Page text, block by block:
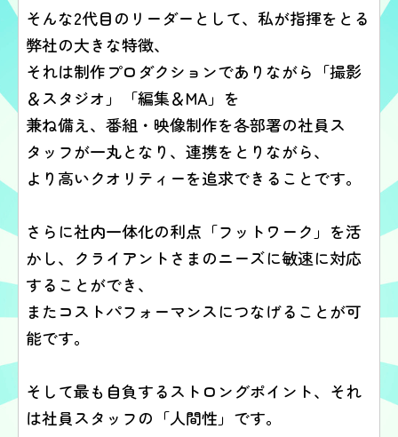
そんな2代目のリーダーとして、私が指揮をとる
弊社の大きな特徴、
それは制作プロダクションでありながら「撮影
＆スタジオ」「編集＆MA」を
兼ね備え、 番組・映像制作を各部署の社員ス
タッフが一丸となり、連携をとりながら、
より高いクオリティーを追求できることです。
さらに社内一体化の利点「フットワーク」を活
かし、クライアントさまのニーズに敏速に対応
することができ、
またコストパフォーマンスにつなげることが可
能です。
そして最も自負するストロングポイント、それ
は社員スタッフの「人間性」です。